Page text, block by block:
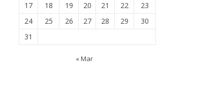
17
18 19 20 21 22
23
24
25 26 27 28 29
30
31
« Mar